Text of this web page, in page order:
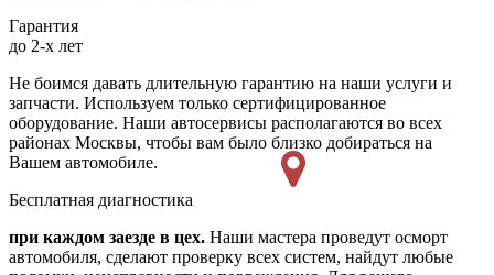
Гарантия
до 2-х лет
Не боимся давать длительную гарантию на наши услуги и
запчасти. Используем только сертифицированное
оборудование. Наши автосервисы располагаются во всех
районах Москвы, чтобы вам было близко добираться на
Вашем автомобиле.
Бесплатная диагностика
при каждом заезде в цех. Наши мастера проведут осморт
автомобиля, сделают проверку всех систем, найдут любые